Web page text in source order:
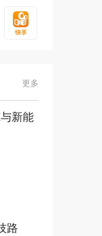
更多
新能
路